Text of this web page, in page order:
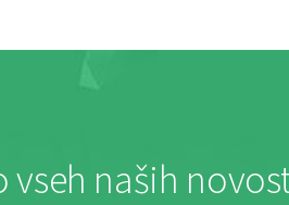
vseh naših